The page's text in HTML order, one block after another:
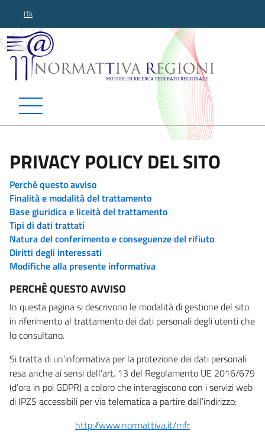
ITA
Normattiva Regioni -
PRIVACY POLICY DEL SITO
Perchè questo avviso
Finalità e modalità del trattamento
Base giuridica e liceità del trattamento
Tipi di dati trattati
Natura del conferimento e conseguenze del rifiuto
Diritti degli interessati
Modifiche alla presente informativa
PERCHÈ QUESTO AVVISO
In questa pagina si descrivono le modalità di gestione del sito
in riferimento al trattamento dei dati personali degli utenti che
lo consultano.
Si tratta di un’informativa per la protezione dei dati personali
resa anche ai sensi dell’art. 13 del Regolamento UE 2016/679
(d’ora in poi GDPR) a coloro che interagiscono con i servizi web
di IPZS accessibili per via telematica a partire dall’indirizzo:
http://www.normattiva.it/mfr